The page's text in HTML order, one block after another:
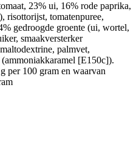
23% ui, 16% rode paprika,
risottorijst, tomatenpuree,
gedroogde groente (ui, wortel,
smaakversterker
palmvet,
[E150c]).
per 100 gram en waarvan